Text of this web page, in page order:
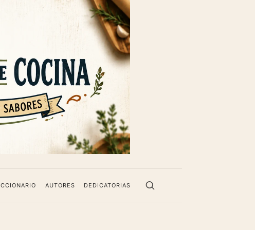
AUTORES DEDICATORIAS